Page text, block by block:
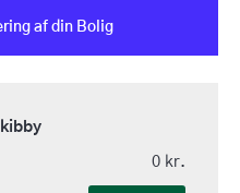
0 kr.
af din Bolig